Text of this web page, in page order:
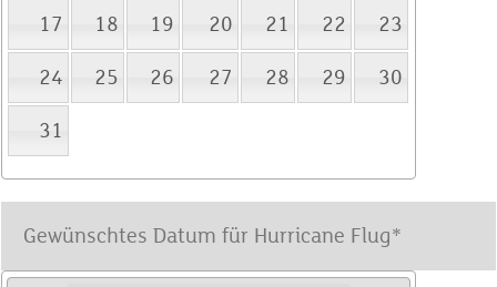
17 18 19 20 21 22 23
24 25 26 27 28 29 30
31